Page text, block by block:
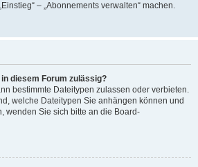
– „Abonnements verwalten“ machen.
diesem Forum zulässig?
bestimmte Dateitypen zulassen oder verbieten.
welche Dateitypen Sie anhängen können und
wenden Sie sich bitte an die Board-